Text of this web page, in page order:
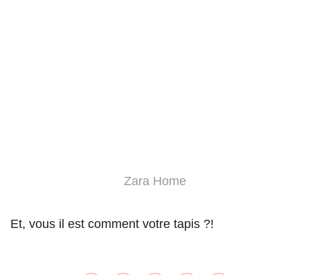
Zara Home
Et, vous il est comment votre tapis ?!